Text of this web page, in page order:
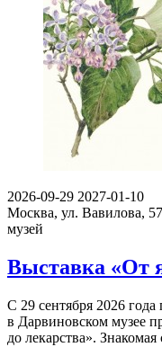
2026-09-29 2027-01-10
Москва, ул. Вавилова, 57
музей
Выставка «От
С 29 сентября 2026 года
в Дарвиновском музее
до лекарства».